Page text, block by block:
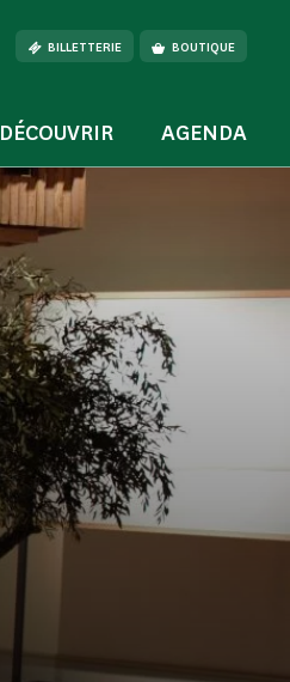
BILLETTERIE BOUTIQUE
DÉCOUVRIR AGENDA